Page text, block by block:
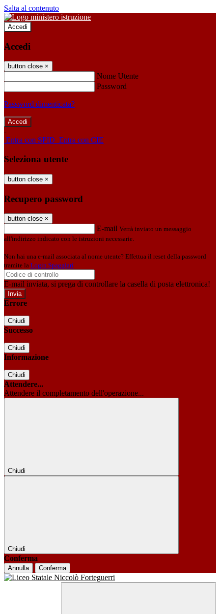
Salta al contenuto
Accedi
Accedi
button close ×
Nome Utente
Password
Password dimenticata?
-
Entra con SPID Entra con CIE
Seleziona utente
button close ×
Recupero password
button close ×
E-mail Verrà inviato un messaggio
all'indirizzo indicato con le istruzioni necessarie.
Non hai una e-mail associata al nome utente? Effettua il reset della password
tramite la Login Spaggiari
E-mail inviata, si prega di controllare la casella di posta elettronica!
Errore
Chiudi
Successo
Chiudi
Informazione
Chiudi
Attendere...
Attendere il completamento dell'operazione...
Chiudi
Chiudi
Conferma
Annulla Conferma